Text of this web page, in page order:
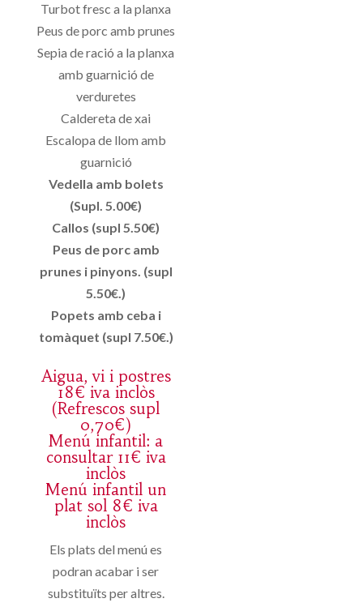
Turbot fresc a la planxa
Peus de porc amb prunes
Sepia de ració a la planxa
amb guarnició de
verduretes
Caldereta de xai
Escalopa de llom amb
guarnició
Vedella amb bolets
(Supl. 5.00€)
Callos (supl 5.50€)
Peus de porc amb
prunes i pinyons. (supl
5.50€.)
Popets amb ceba i
tomàquet (supl 7.50€.)
Aigua, vi i postres
18€ iva inclòs
(Refrescos supl
0,70€)
Menú infantil: a
consultar 11€ iva
inclòs
Menú infantil un
plat sol 8€ iva
inclòs
Els plats del menú es
podran acabar i ser
substituïts per altres.